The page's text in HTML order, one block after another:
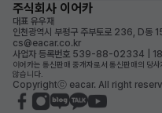
주식회사 이어카
대표 유우재
인천광역시 부평구 주부토로 236, D동
cs@eacar.co.kr
사업자 등록번호 539-88-02334 |
이어카는 통신판매 중개자로서 통신판매의 당
않습니다.
Copyrightⓒ eacar. All right